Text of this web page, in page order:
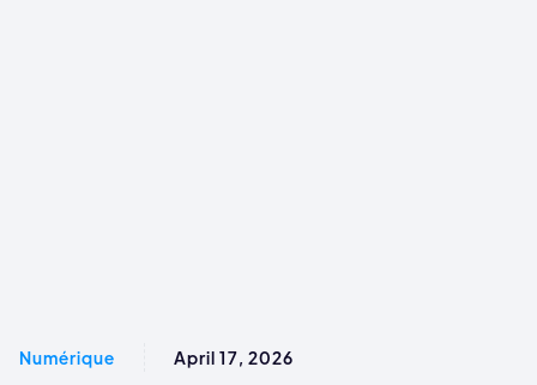
Numérique April 17, 2026